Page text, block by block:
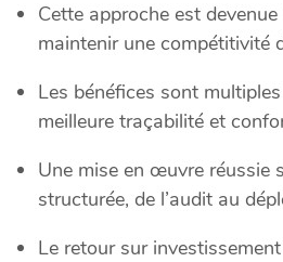
Cette approche est
maintenir une compétitivité
Les bénéfices sont
meilleure traçabilité et
Une mise en œuvre réussie
structurée, de l’audit au
Le retour sur